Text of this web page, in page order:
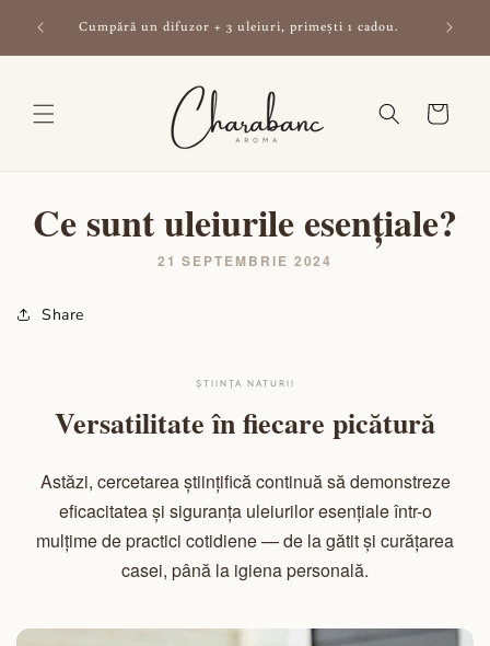
conținutCumpără un difuzor + 3 uleiuri, primești 1 cadou.
Coș
Ce sunt uleiurile esențiale?
21 SEPTEMBRIE 2024
Share
ȘTIINȚA NATURII
Versatilitate în fiecare picătură
Astăzi, cercetarea științifică continuă să demonstreze
eficacitatea și siguranța uleiurilor esențiale într-o
mulțime de practici cotidiene — de la gătit și curățarea
casei, până la igiena personală.